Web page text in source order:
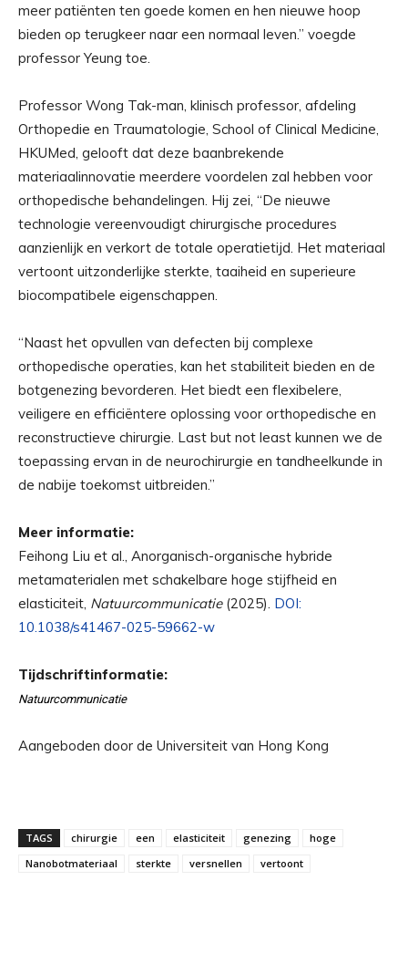
meer patiënten ten goede komen en hen nieuwe hoop
bieden op terugkeer naar een normaal leven.” voegde
professor Yeung toe.
Professor Wong Tak-man, klinisch professor, afdeling
Orthopedie en Traumatologie, School of Clinical Medicine,
HKUMed, gelooft dat deze baanbrekende
materiaalinnovatie meerdere voordelen zal hebben voor
orthopedische behandelingen. Hij zei, “De nieuwe
technologie vereenvoudigt chirurgische procedures
aanzienlijk en verkort de totale operatietijd. Het materiaal
vertoont uitzonderlijke sterkte, taaiheid en superieure
biocompatibele eigenschappen.
“Naast het opvullen van defecten bij complexe
orthopedische operaties, kan het stabiliteit bieden en de
botgenezing bevorderen. Het biedt een flexibelere,
veiligere en efficiëntere oplossing voor orthopedische en
reconstructieve chirurgie. Last but not least kunnen we de
toepassing ervan in de neurochirurgie en tandheelkunde in
de nabije toekomst uitbreiden.”
Meer informatie:
Feihong Liu et al., Anorganisch-organische hybride
metamaterialen met schakelbare hoge stijfheid en
elasticiteit, Natuurcommunicatie(2025). DOI:
10.1038/s41467-025-59662-w
Tijdschriftinformatie:
Natuurcommunicatie
Aangeboden door de Universiteit van Hong Kong
TAGS chirurgie een elasticiteit genezing
hoge
Nanobotmateriaal
sterkte versnellen vertoont